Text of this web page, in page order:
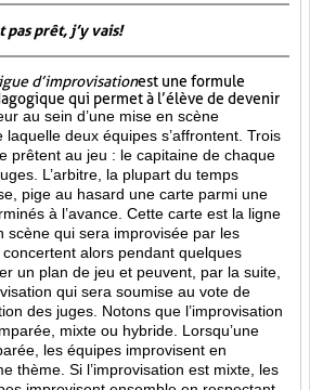
pas prêt, j’y vais!
d’improvisationest une formule
qui permet à l’élève de devenir
au sein d’une mise en scène
deux équipes s’affrontent. Trois
prêtent au jeu : le capitaine de chaque
L’arbitre, la plupart du temps
pige au hasard une carte parmi une
à l’avance. Cette carte est la ligne
scène qui sera improvisée par les
alors pendant quelques
un plan de jeu et peuvent, par la suite,
qui sera soumise au vote de
des juges. Notons que l’improvisation
mixte ou hybride. Lorsqu’une
les équipes improvisent en
thème. Si l’improvisation est mixte, les